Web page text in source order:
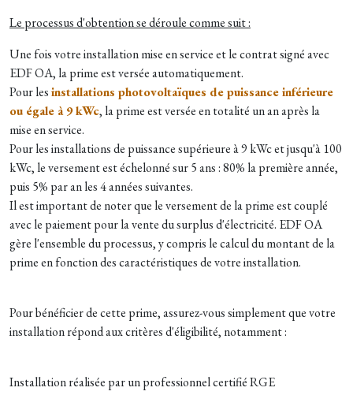
Le processus d'obtention se déroule comme suit :
Une fois votre installation mise en service et le contrat signé avec
EDF OA, la prime est versée automatiquement.
Pour lesinstallations photovoltaïques de puissance inférieure
ou égale à 9 kWc, la prime est versée en totalité un an après la
mise en service.
Pour les installations de puissance supérieure à 9 kWc et jusqu'à 100
kWc, le versement est échelonné sur 5 ans : 80% la première année,
puis 5% par an les 4 années suivantes.
Il est important de noter que le versement de la prime est couplé
avec le paiement pour la vente du surplus d'électricité. EDF OA
gère l'ensemble du processus, y compris le calcul du montant de la
prime en fonction des caractéristiques de votre installation.
Pour bénéficier de cette prime, assurez-vous simplement que votre
installation répond aux critères d'éligibilité, notamment :
Installation réalisée par un professionnel certifié RGE